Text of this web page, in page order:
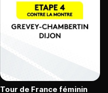
Tour de France féminin